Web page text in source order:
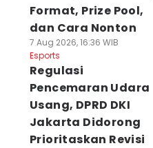
Format, Prize Pool,
dan Cara Nonton
7 Aug 2026, 16:36 WIB
Esports
Regulasi
Pencemaran Udara
Usang, DPRD DKI
Jakarta Didorong
Prioritaskan Revisi